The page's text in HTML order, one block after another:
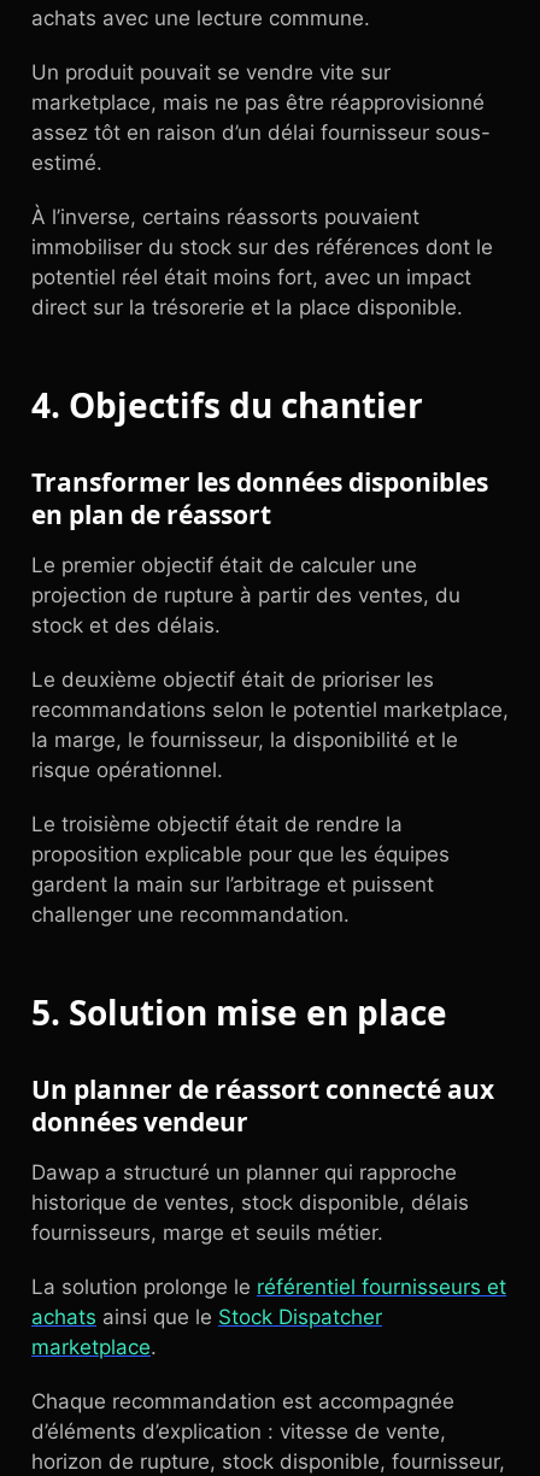
achats avec une lecture commune.
Un produit pouvait se vendre vite sur
marketplace, mais ne pas être réapprovisionné
assez tôt en raison d’un délai fournisseur sous-
estimé.
À l’inverse, certains réassorts pouvaient
immobiliser du stock sur des références dont le
potentiel réel était moins fort, avec un impact
direct sur la trésorerie et la place disponible.
4. Objectifs du chantier
Transformer les données disponibles
en plan de réassort
Le premier objectif était de calculer une
projection de rupture à partir des ventes, du
stock et des délais.
Le deuxième objectif était de prioriser les
recommandations selon le potentiel marketplace,
la marge, le fournisseur, la disponibilité et le
risque opérationnel.
Le troisième objectif était de rendre la
proposition explicable pour que les équipes
gardent la main sur l’arbitrage et puissent
challenger une recommandation.
5. Solution mise en place
Un planner de réassort connecté aux
données vendeur
Dawap a structuré un planner qui rapproche
historique de ventes, stock disponible, délais
fournisseurs, marge et seuils métier.
La solution prolonge le référentiel fournisseurs et
achats ainsi que le Stock Dispatcher
marketplace.
Chaque recommandation est accompagnée
d’éléments d’explication : vitesse de vente,
horizon de rupture, stock disponible, fournisseur,